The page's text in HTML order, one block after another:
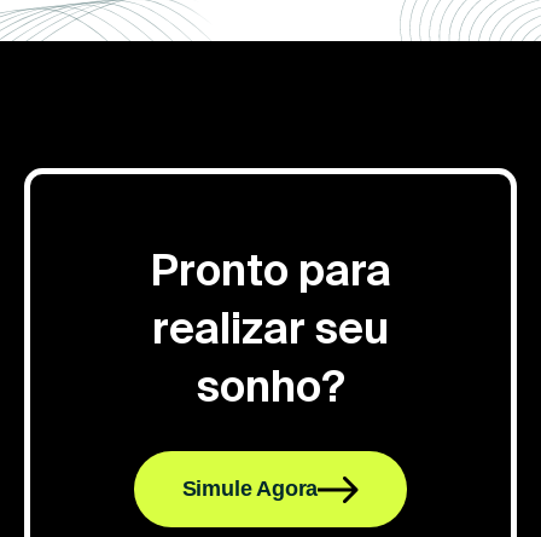
Pronto para
realizar seu
sonho?
Simule Agora